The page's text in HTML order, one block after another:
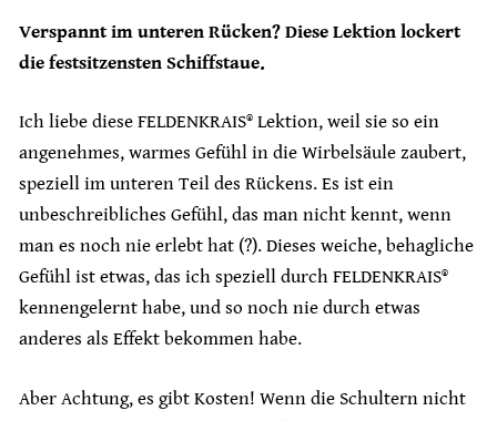
Verspannt im unteren Rücken? Diese Lektion lockert
die festsitzensten Schiffstaue.
Ich liebe diese FELDENKRAIS® Lektion, weil sie so ein
angenehmes, warmes Gefühl in die Wirbelsäule zaubert,
speziell im unteren Teil des Rückens. Es ist ein
unbeschreibliches Gefühl, das man nicht kennt, wenn
man es noch nie erlebt hat (?). Dieses weiche, behagliche
Gefühl ist etwas, das ich speziell durch FELDENKRAIS®
kennengelernt habe, und so noch nie durch etwas
anderes als Effekt bekommen habe.
Aber Achtung, es gibt Kosten! Wenn die Schultern nicht